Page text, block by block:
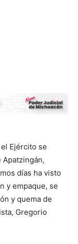
Ejército se
días ha visto
y empaque, se
y quema de
Gregorio